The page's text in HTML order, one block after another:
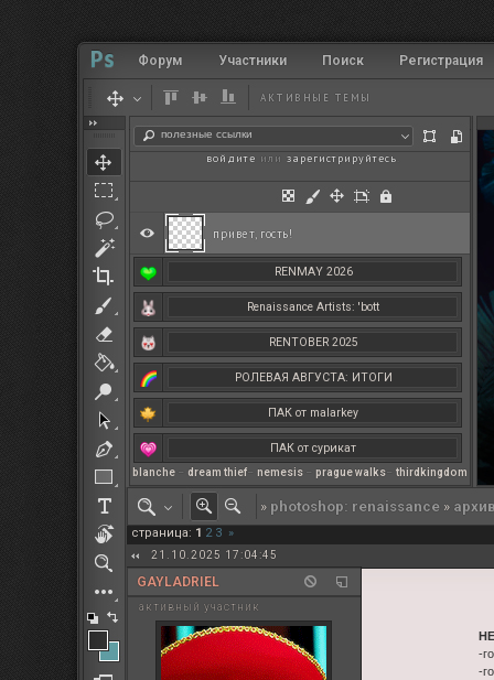
RENMAY 2026
Renaissance Artists: 'bott
RENTOBER 2025
РОЛЕВАЯ АВГУСТА: ИТОГИ
ПАК от malarkey
ПАК от сурикат
РЕНМАЙ
РОЛЕВАЯ МАРТА: ИТОГИ
полезные ссылки
blanche – dream thief– nemesis – prague walks– thirdkingdom
Форум Участники Поиск Регистрация
АКТИВНЫЕ ТЕМЫ
привет, гость!
войдите или зарегистрируйтесь
» photoshop: renaissance »
страница: 1 2 3 »
21.10.2025 17:04:45
GAYLADRIEL
активный участник
-
-